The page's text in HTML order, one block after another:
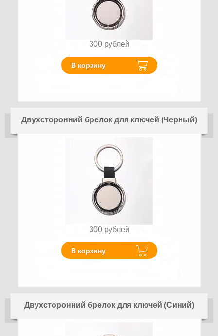
300 рублей
В корзину
Двухсторонний брелок для ключей (Черный)
300 рублей
В корзину
Двухсторонний брелок для ключей (Синий)